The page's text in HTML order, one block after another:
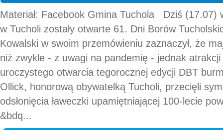
Materiał: Facebook Gmina Tuchola Dziś (17.07)
w Tucholi zostały otwarte 61. Dni Borów
Kowalski w swoim przemówieniu zaznaczył, że
niż zwykle - z uwagi na pandemię - jednak
uroczystego otwarcia tegorocznej edycji DBT
Ollick, honorową obywatelką Tucholi, przecięli
odsłonięcia ławeczki upamiętniającej 100-lecie
&bdq...